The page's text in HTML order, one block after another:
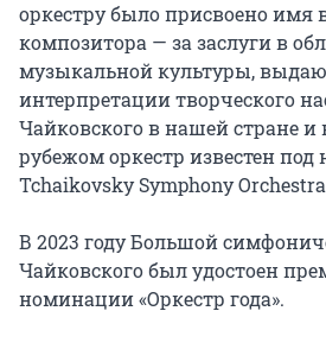
оркестру было присвоено имя
композитора — за заслуги в
музыкальной культуры,
интерпретации творческого
Чайковского в нашей стране и
рубежом оркестр известен под
Tchaikovsky Symphony
В 2023 году Большой
Чайковского был удостоен
номинации «Оркестр года».